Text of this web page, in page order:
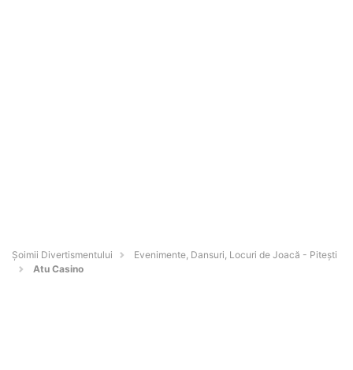
Şoimii Divertismentului
Evenimente, Dansuri, Locuri de Joacă - Piteşti
Atu Casino